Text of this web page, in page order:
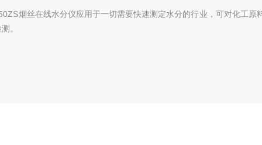
烟丝在线水分仪应用于一切需要快速测定水分的行业，可对化工原
。